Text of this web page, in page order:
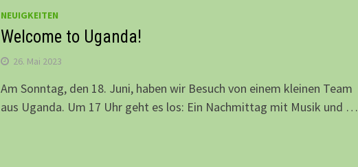
NEUIGKEITEN
Welcome to Uganda!
26. Mai 2023
Am Sonntag, den 18. Juni, haben wir Besuch von einem kleinen Team
aus Uganda. Um 17 Uhr geht es los: Ein Nachmittag mit Musik und …